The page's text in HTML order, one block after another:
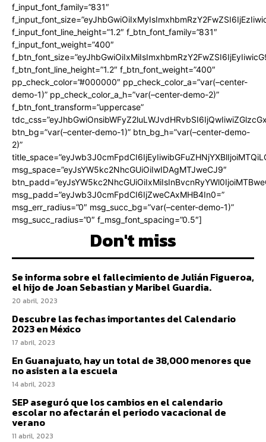
f_input_font_family=”831″
f_input_font_line_height=”1.2″ f_btn_font_family=”831″
f_input_font_weight=”400″
f_btn_font_line_height=”1.2″ f_btn_font_weight=”400″
pp_check_color=”#000000″ pp_check_color_a=”var(–center-
demo-1)” pp_check_color_a_h=”var(–center-demo-2)”
f_btn_font_transform=”uppercase”
btn_bg=”var(–center-demo-1)” btn_bg_h=”var(–center-demo-
2)”
msg_space=”eyJsYW5kc2NhcGUiOiIwIDAgMTJweCJ9″
msg_padd=”eyJwb3J0cmFpdCI6IjZweCAxMHB4In0=”
msg_err_radius=”0″ msg_succ_bg=”var(–center-demo-1)”
msg_succ_radius=”0″ f_msg_font_spacing=”0.5″]
Don't miss
Se informa sobre el fallecimiento de Julián Figueroa,
el hijo de Joan Sebastian y Maribel Guardia.
20 abril, 2023
Descubre las fechas importantes del Calendario
2023 en México
17 abril, 2023
En Guanajuato, hay un total de 38,000 menores que
no asisten a la escuela
14 abril, 2023
SEP aseguró que los cambios en el calendario
escolar no afectarán el periodo vacacional de
verano
11 abril, 2023